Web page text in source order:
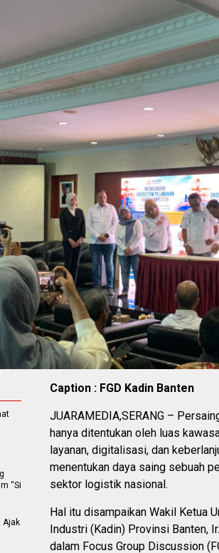
Caption : FGD Kadin Banten
JUARAMEDIA,SERANG –
hanya ditentukan oleh luas
layanan, digitalisasi, dan
menentukan daya saing sebuah
sektor logistik nasional.
Hal itu disampaikan Wakil Ketua
Industri (Kadin) Provinsi Banten,
dalam Focus Group Discussion
“Si
Ajak